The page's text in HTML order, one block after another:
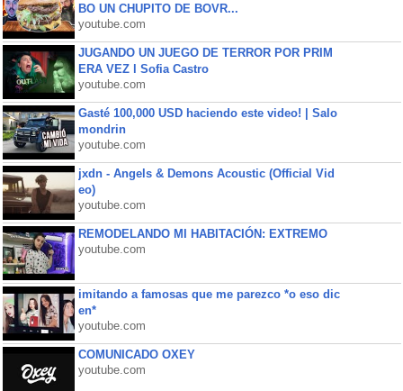
BO UN CHUPITO DE BOVR...
youtube.com
JUGANDO UN JUEGO DE TERROR POR PRIM
ERA VEZ l Sofia Castro
youtube.com
Gasté 100,000 USD haciendo este video! | Salo
mondrin
youtube.com
jxdn - Angels & Demons Acoustic (Official Vid
eo)
youtube.com
REMODELANDO MI HABITACIÓN: EXTREMO
youtube.com
imitando a famosas que me parezco *o eso dic
en*
youtube.com
COMUNICADO OXEY
youtube.com